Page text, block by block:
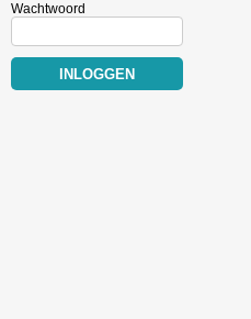
Wachtwoord